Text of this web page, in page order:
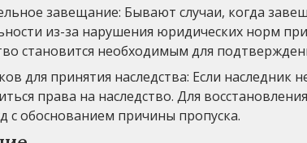
завещание: Бывают случаи, когда
из-за нарушения юридических норм
становится необходимым для
для принятия наследства: Если наследник
права на наследство. Для
с обоснованием причины пропуска.